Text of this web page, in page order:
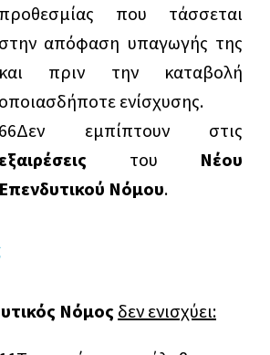
προθεσμίας που τάσσεται
στην απόφαση υπαγωγής της
και πριν την καταβολή
οποιασδήποτε ενίσχυσης.
66Δεν εμπίπτουν στις
εξαιρέσεις του Νέου
Επενδυτικού Νόμου.
Νόμοςδεν ενισχύει: